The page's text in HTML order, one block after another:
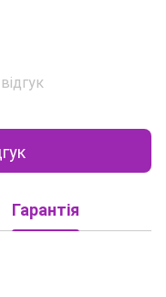
Гарантія